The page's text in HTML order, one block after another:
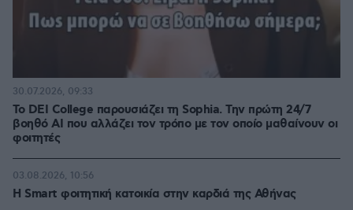
Το DEI College παρουσιάζει τη Sophia. Την πρώτη 24/7
βοηθό AI που αλλάζει τον τρόπο με τον οποίο μαθαίνουν οι
φοιτητές
30.07.2026, 09:33
Η Smart φοιτητική κατοικία στην καρδιά της Αθήνας
03.08.2026, 10:56